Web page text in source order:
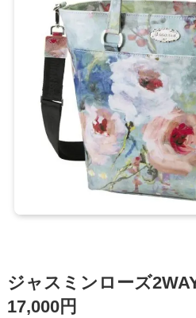
ジャスミンローズ
17,000円